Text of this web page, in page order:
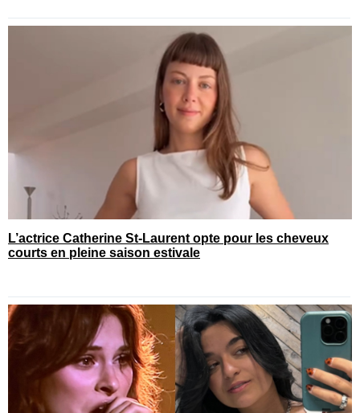
L’actrice Catherine St-Laurent opte pour les cheveux
courts en pleine saison estivale